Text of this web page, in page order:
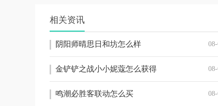
4.
boss战：游戏中设有多个boss关卡，每个boss
功击败boss并通关。
小编测评
猪猪侠之机甲守卫是一款非常出色的策略塔防
相关资讯
阴阳师晴思日和坊怎么样
金铲铲之战小小妮蔻怎么获得
鸣潮必胜客联动怎么买